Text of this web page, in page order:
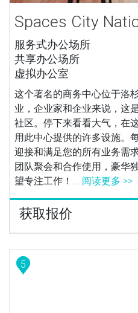
Spaces City
服务式办公场所
共享办公场所
虚拟办公室
这个著名的商务中心位于洛
业，企业家和企业来说，这
社区。停下来看看大气，在
用此中心提供的许多设施。
迎接和满足您的所有业务需
团队聚会和合作使用，豪华
望专注工作！... 阅读更多 >>
获取报价
5